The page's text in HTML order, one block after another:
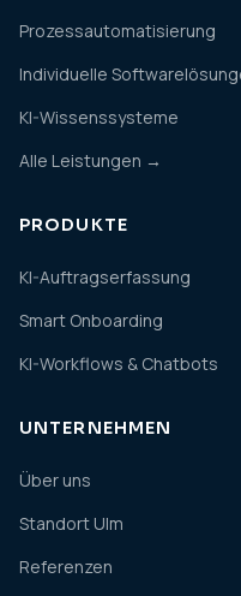
Prozessautomatisierung
Individuelle
KI-Wissenssysteme
Alle Leistungen →
PRODUKTE
KI-Auftragserfassung
Smart Onboarding
KI-Workflows & Chatbots
UNTERNEHMEN
Über uns
Standort Ulm
Referenzen